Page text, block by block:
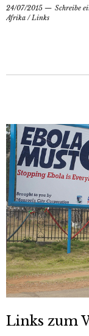
24/07/2015
Schreibe
Afrika /Links
Links zum